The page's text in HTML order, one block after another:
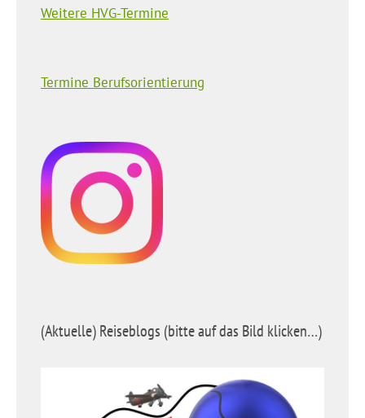
Weitere HVG-Termine
Termine Berufsorientierung
(Aktuelle) Reiseblogs (bitte auf das Bild klicken…)